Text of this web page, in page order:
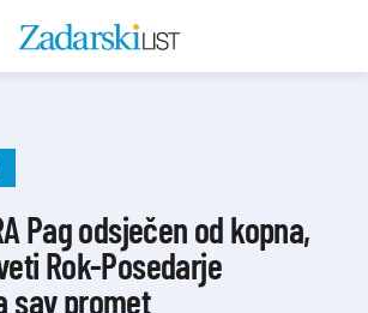
Pag odsječen od kopna,
Rok-Posedarje
sav promet